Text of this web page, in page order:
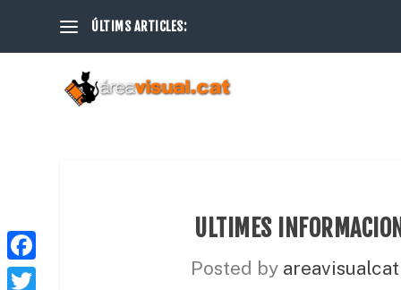
ÚLTIMS ARTICLES:
ULTIMES
Posted by areavisualcat
F